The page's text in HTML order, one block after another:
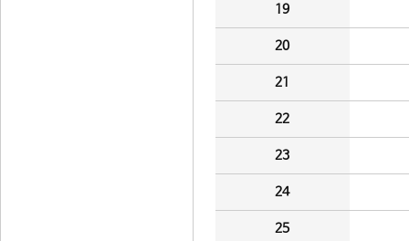
19
20
21
22
23
24
25